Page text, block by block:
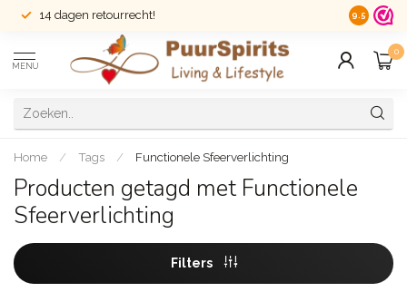
14 dagen retourrecht! Veilig
9.5
MENU
0
Home / Tags / Functionele Sfeerverlichting
Producten getagd met Functionele
Sfeerverlichting
Filters